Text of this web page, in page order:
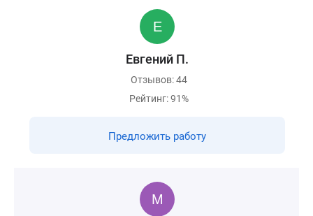
Евгений П.
Отзывов: 44
Рейтинг: 91%
Предложить работу